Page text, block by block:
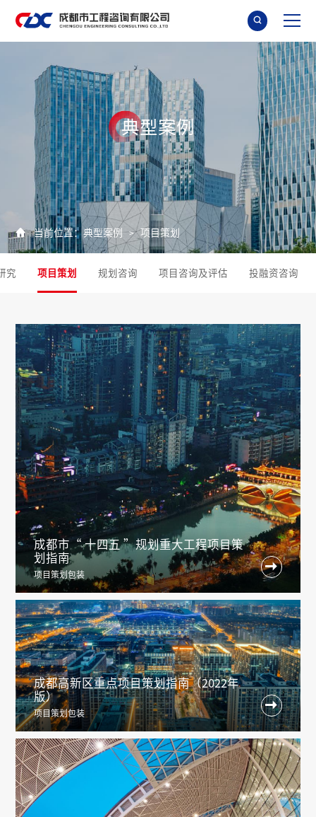

典型案例
 当前位置： 典型案例 > 项目策划
究 项目策划 规划咨询 项目咨询及评估 投融资咨询
成都市“ 十四五 ”规划重大工程项目策
划指南
项目策划包装

成都高新区重点项目策划指南（2022年
版）
项目策划包装
